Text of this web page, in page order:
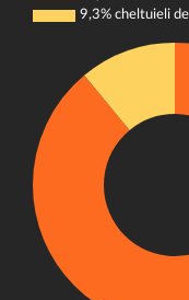
9,3% cheltuieli